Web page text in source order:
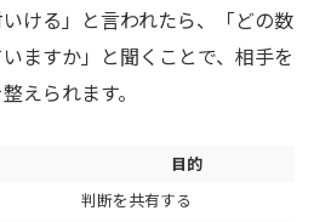
ける」と言われたら、「どの数
ますか」と聞くことで、相手を
えられます。
目的
判断を共有する